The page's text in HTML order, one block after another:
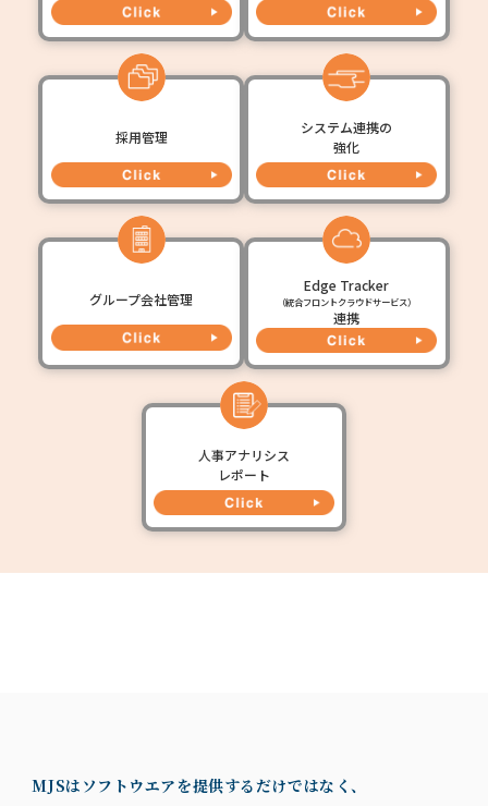
採用管理
システム連携の
強化
グループ会社管理
Edge Tracker
（統合フロントクラウドサービス）
連携
人事アナリシス
レポート
MJSはソフトウエアを提供するだけではなく、